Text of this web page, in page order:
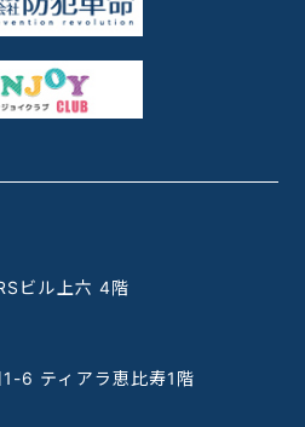
ビル上六 4階
6 ティアラ恵比寿1階